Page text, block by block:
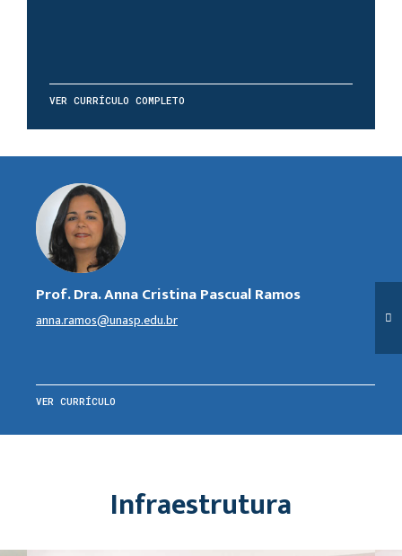
VER CURRÍCULO COMPLETO
Prof. Dra. Anna Cristina Pascual Ramos
anna.ramos@unasp.edu.br
VER CURRÍCULO
Infraestrutura